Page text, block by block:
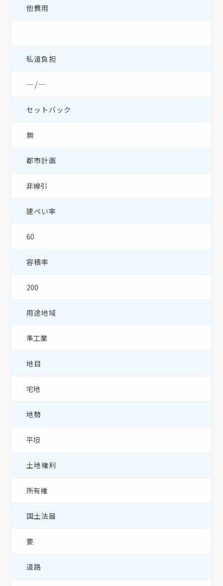
他費用
私道負担
─ / ─
セットバック
無
都市計画
非線引
建ぺい率
60
容積率
200
用途地域
準工業
地目
宅地
地勢
平坦
土地権利
所有権
国土法届
要
道路